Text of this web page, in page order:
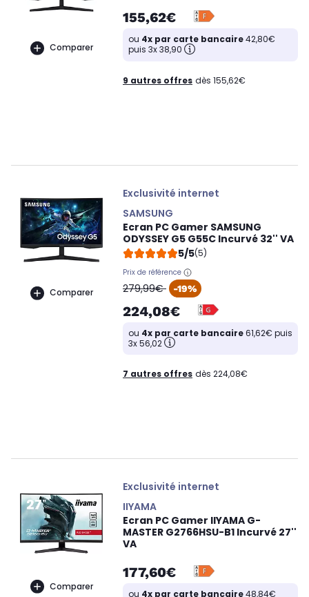
Comparer
155,62€
ou 4x par carte bancaire42,80€
puis 3x 38,90
9 autres offres dès 155,62€
Comparer
Exclusivité internet
SAMSUNG
Ecran PC Gamer SAMSUNG
ODYSSEY G5 G55C Incurvé 32'' VA
5/5(5)
Prix de référence
oldPrice
279,99€ -19%
224,08€
ou 4x par carte bancaire61,62€ puis
3x 56,02
7 autres offres dès 224,08€
Comparer
Exclusivité internet
IIYAMA
Ecran PC Gamer IIYAMA G-
MASTER G2766HSU-B1 Incurvé 27''
VA
177,60€
ou 4x par carte bancaire48,84€